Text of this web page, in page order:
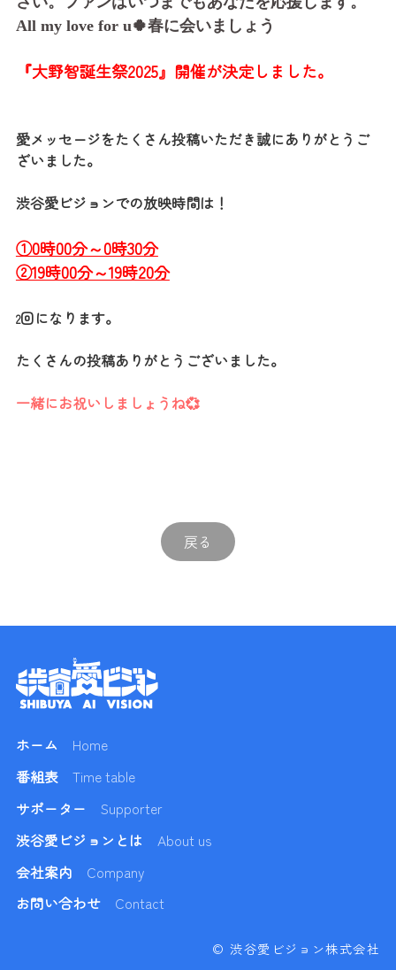
All my love for u🍀春に会いましょう
『大野智誕生祭2025』開催が決定しました。
愛メッセージをたくさん投稿いただき誠にありがとうご
ざいました。
渋谷愛ビジョンでの放映時間は！
①0時00分～0時30分
②19時00分～19時20分
2回になります。
たくさんの投稿ありがとうございました。
一緒にお祝いしましょうね💞
戻る
ホーム
Home
番組表
Time table
サポーター
Supporter
渋谷愛ビジョンとは
About us
会社案内
Company
お問い合わせ
Contact
© 渋谷愛ビジョン株式会社